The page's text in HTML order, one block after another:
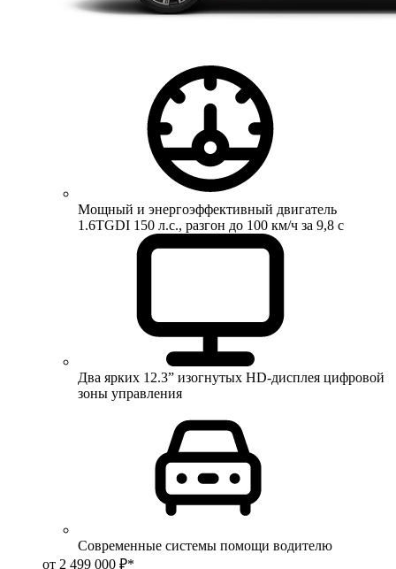
Мощный и энергоэффективный двигатель
1.6TGDI 150 л.с., разгон до 100 км/ч за 9,8 с
Два ярких 12.3” изогнутых HD-дисплея цифровой
зоны управления
Современные системы помощи водителю
от 2 499 000 ₽*